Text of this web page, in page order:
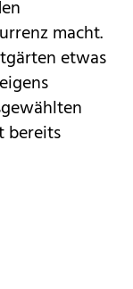
macht.
etwas
bereits